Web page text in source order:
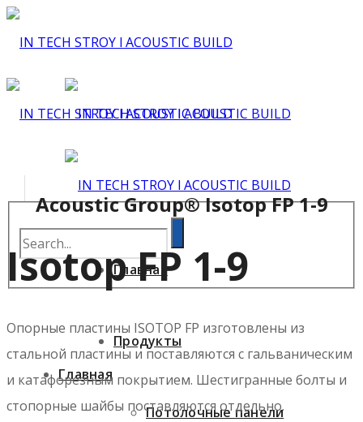
Главная
Главная
Продукты
Потолочные панели
Acoustic Group® Isotop FP 1-9
Isotop FP 1-9
Опорные пластины ISOTOP FP изготовлены из
стальной пластины и поставляются с гальваническим
и катафорезным покрытием. Шестигранные болты и
стопорные шайбы поставляются отдельно.